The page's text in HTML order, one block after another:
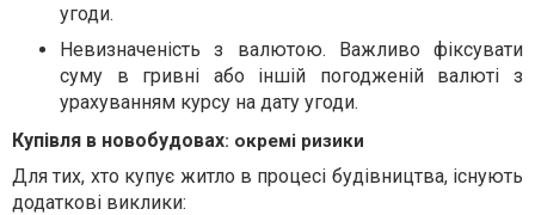
угоди.
Невизначеність з валютою. Важливо фіксувати
суму в гривні або іншій погодженій валюті з
урахуванням курсу на дату угоди.
Купівля в новобудовах: окремі ризики
Для тих, хто купує житло в процесі будівництва, існують
додаткові виклики: